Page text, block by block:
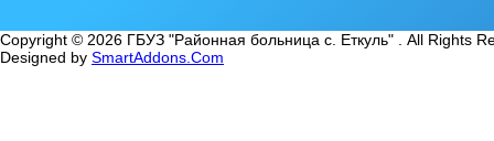
Copyright © 2026 ГБУЗ "Районная больница с. Еткуль" . All Rights
Designed by SmartAddons.Com